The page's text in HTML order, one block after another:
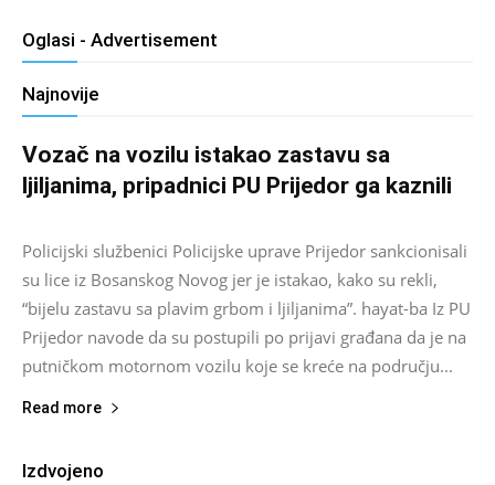
Oglasi - Advertisement
Najnovije
Vozač na vozilu istakao zastavu sa
ljiljanima, pripadnici PU Prijedor ga kaznili
Salim D. - August 7, 2026
Policijski službenici Policijske uprave Prijedor sankcionisali
su lice iz Bosanskog Novog jer je istakao, kako su rekli,
“bijelu zastavu sa plavim grbom i ljiljanima”. hayat-ba Iz PU
Prijedor navode da su postupili po prijavi građana da je na
putničkom motornom vozilu koje se kreće na području...
Read more
Izdvojeno